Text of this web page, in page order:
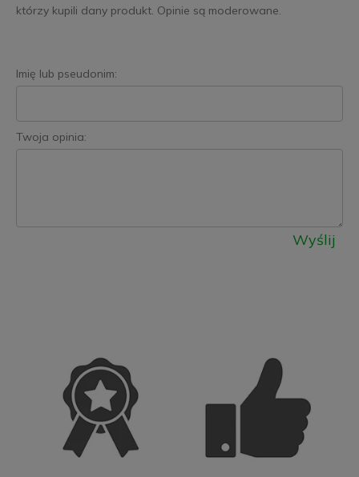
którzy kupili dany produkt. Opinie są moderowane.
Imię lub pseudonim:
Twoja opinia:
Wyślij